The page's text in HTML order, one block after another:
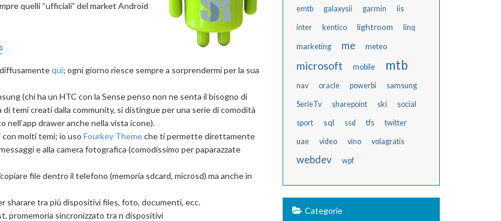
quelli “ufficiali” del market Android
qui; ogni giorno riesce sempre a sorprendermi per la sua
(chi ha un HTC con la Sense penso non ne senta il bisogno di
temi creati dalla community, si distingue per una serie di comodità
drawer anche nella vista icone).
molti temi; io uso Fourkey Themeche ti permette direttamente
e alla camera fotografica (comodissimo per paparazzate
file dentro il telefono (memoria sdcard, microsd) ma anche in
sharare tra piú dispositivi files, foto, documenti, ecc.
promemoria sincronizzato tra n dispositivi
emtb galaxysii garmin iis
inter kentico lightroom linq
marketing me meteo
microsoft mobile mtb
nav oracle powerbi samsung
SerieTv sharepoint ski social
sport sql ssd tfs twitter
uae video vino volagratis
webdev wpf
Categorie